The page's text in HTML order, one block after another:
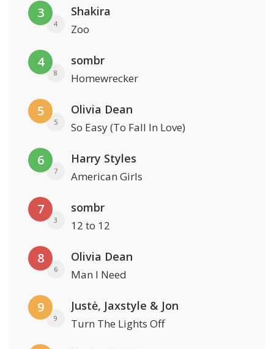
3
4
Shakira
Zoo
4
8
sombr
Homewrecker
5
5
Olivia Dean
So Easy (To Fall In Love)
6
7
Harry Styles
American Girls
7
3
sombr
12 to 12
8
6
Olivia Dean
Man I Need
9
9
Justė, Jaxstyle & Jon
Turn The Lights Off